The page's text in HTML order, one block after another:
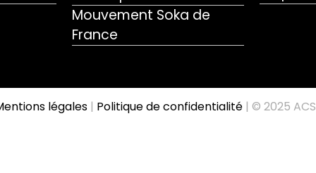
Mouvement Soka de
France
légales| Politique de confidentialité| © 2025